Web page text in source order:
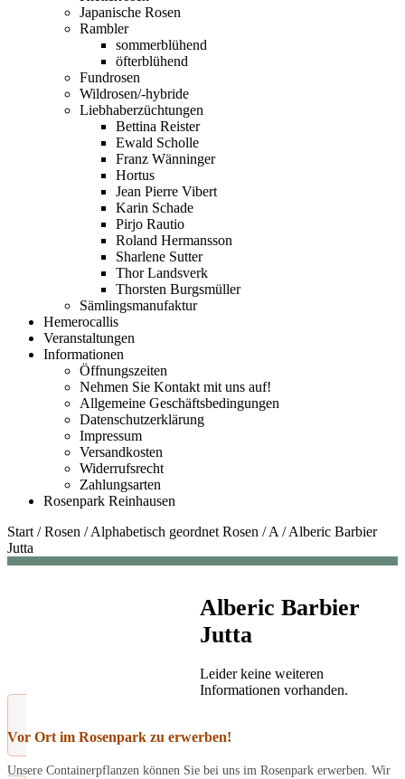
Japanische Rosen
Rambler
sommerblühend
öfterblühend
Fundrosen
Wildrosen/-hybride
Liebhaberzüchtungen
Bettina Reister
Ewald Scholle
Franz Wänninger
Hortus
Jean Pierre Vibert
Karin Schade
Pirjo Rautio
Roland Hermansson
Sharlene Sutter
Thor Landsverk
Thorsten Burgsmüller
Sämlingsmanufaktur
Hemerocallis
Veranstaltungen
Informationen
Öffnungszeiten
Nehmen Sie Kontakt mit uns auf!
Allgemeine Geschäftsbedingungen
Datenschutzerklärung
Impressum
Versandkosten
Widerrufsrecht
Zahlungsarten
Rosenpark Reinhausen
Start /Rosen /Alphabetisch geordnet Rosen /A /Alberic Barbier
Jutta
Alberic Barbier
Jutta
Leider keine weiteren
Informationen vorhanden.
Vor Ort im Rosenpark zu erwerben!
Unsere Containerpflanzen können Sie bei uns im Rosenpark erwerben. Wir